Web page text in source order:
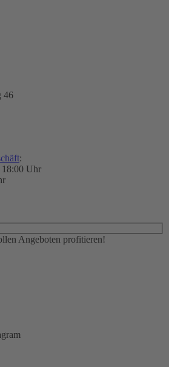
46
:
18:00 Uhr
Angeboten profitieren!